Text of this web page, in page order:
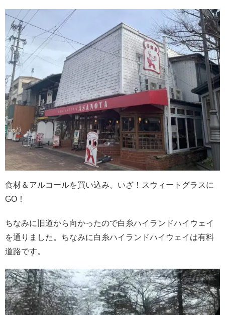
食材＆アルコールを買い込み、いざ！スウィートグラスに
GO！
ちなみに旧道から向かったので白糸ハイランドハイウェイ
を通りました。ちなみに白糸ハイランドハイウェイは有料
道路です。